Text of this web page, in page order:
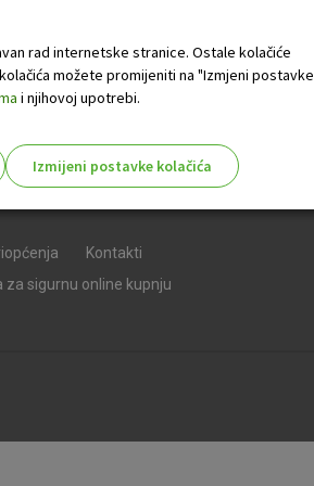
Kontakti
za sigurnu online kupnju
rad internetske stranice. Ostale kolačiće
možete promijeniti na "Izmjeni postavke
i njihovoj upotrebi.
Izmijeni postavke kolačića
dijelovi stranice neće raditi. Ti kolačići ne